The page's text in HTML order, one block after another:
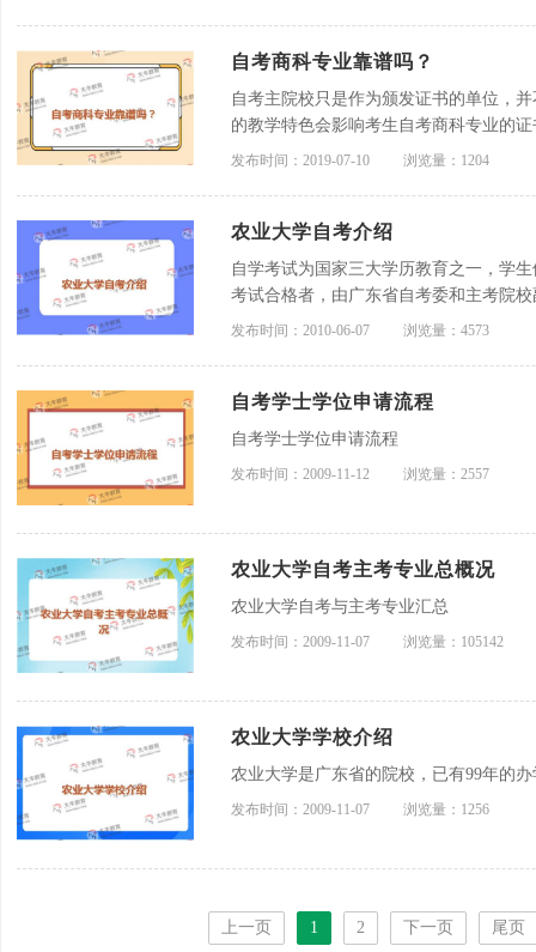
自考商科专业靠谱吗？
自考主院校只是作为颁发证书的单位，
的教学特色会影响考生自考商科专业的
发布时间：2019-07-10 浏览量：1204
农业大学自考介绍
自学考试为国家三大学历教育之一，学
考试合格者，由广东省自考委和主考院
历，享受中国普通高等学校相同学历层
发布时间：2010-06-07 浏览量：4573
自考学士学位申请流程
自考学士学位申请流程
发布时间：2009-11-12 浏览量：2557
农业大学自考主考专业总概况
农业大学自考与主考专业汇总
发布时间：2009-11-07 浏览量：105142
农业大学学校介绍
农业大学是广东省的院校，已有99年的
发布时间：2009-11-07 浏览量：1256
上一页 1 2 下一页 尾页